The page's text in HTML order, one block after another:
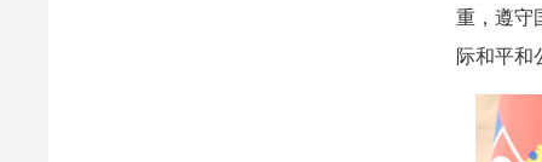
重，遵守
际和平和